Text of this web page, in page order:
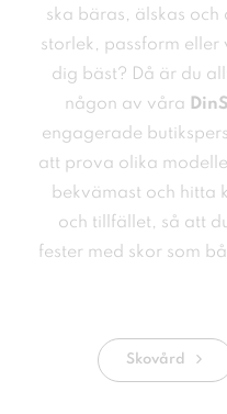
ska bäras, älskas
storlek, passform eller
dig bäst? Då är du
någon av våra
engagerade
att prova olika
bekvämast och hitta
och tillfället, så att
fester med skor som
Skovård